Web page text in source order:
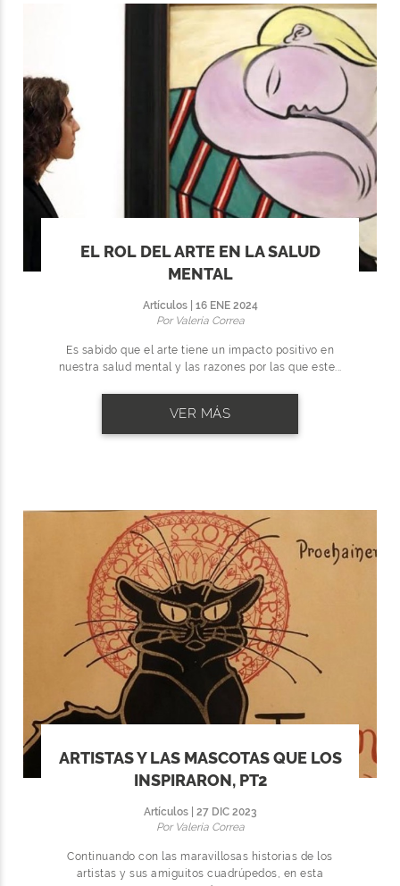
EL ROL DEL ARTE EN LA SALUD
MENTAL
Artículos | 16 ENE 2024
Por Valeria Correa
Es sabido que el arte tiene un impacto positivo en
nuestra salud mental y las razones por las que este...
VER MÁS
ARTISTAS Y LAS MASCOTAS QUE LOS
INSPIRARON, PT2
Artículos | 27 DIC 2023
Por Valeria Correa
Continuando con las maravillosas historias de los
artistas y sus amiguitos cuadrúpedos, en esta